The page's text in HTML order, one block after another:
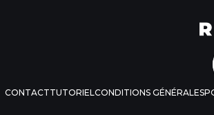
CONTACTTUTORIELCONDITIONS GÉNÉRALES